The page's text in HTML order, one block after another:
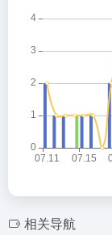
相关导航